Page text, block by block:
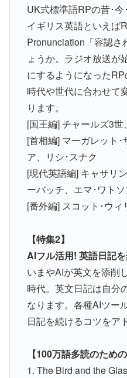
UK式標準語RPの昔･今
イギリス英語といえば
Pronunciation「容認さ
ょうか。ラジオ放送が
にするようになったRP
時代や世代に合わせて
ります。
[国王編] チャールズ3
[首相編] マーガレット
ア、リシ･スナク
[現代英語編] キャサリ
ーバッチ、エマ･ワト
[番外編] スコット･ウィ
【特集2】
AIフル活用! 英語日記
いまやAIが英文を添削
時代。英文日記は自分
なります。各種AIツー
日記を続けるコツをア
【100万語多読のため
1. The Bird and the